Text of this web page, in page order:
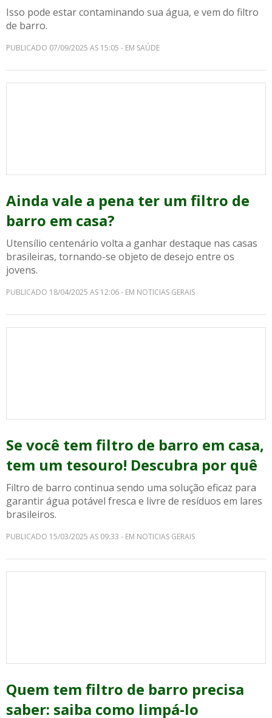
Isso pode estar contaminando sua água, e vem do filtro
de barro.
PUBLICADO 07/09/2025 AS 15:05 - EM SAÚDE
Ainda vale a pena ter um filtro de
barro em casa?
Utensílio centenário volta a ganhar destaque nas casas
brasileiras, tornando-se objeto de desejo entre os
jovens.
PUBLICADO 18/04/2025 AS 12:06 - EM NOTICIAS GERAIS
Se você tem filtro de barro em casa,
tem um tesouro! Descubra por quê
Filtro de barro continua sendo uma solução eficaz para
garantir água potável fresca e livre de resíduos em lares
brasileiros.
PUBLICADO 15/03/2025 AS 09:33 - EM NOTICIAS GERAIS
Quem tem filtro de barro precisa
saber: saiba como limpá-lo